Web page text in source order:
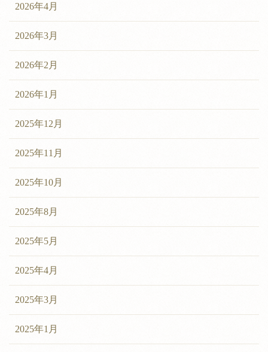
2026年4月
2026年3月
2026年2月
2026年1月
2025年12月
2025年11月
2025年10月
2025年8月
2025年5月
2025年4月
2025年3月
2025年1月